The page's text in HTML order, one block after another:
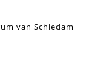
van Schiedam